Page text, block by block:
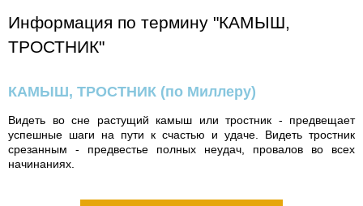
Информация по термину "КАМЫШ,
ТРОСТНИК"
КАМЫШ, ТРОСТНИК (по Миллеру)
Видеть во сне растущий камыш или тростник - предвещает
успешные шаги на пути к счастью и удаче. Видеть тростник
срезанным - предвестье полных неудач, провалов во всех
начинаниях.